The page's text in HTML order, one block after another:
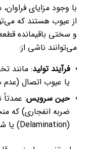
با وجود مزایای
از عیوب هستند که
و سختی باقیمانده
می‌توانند ناشی از:
فرآیند تولید: مانند
یا عیوب اتصال (عدم
حین سرویس: عمدتاً
ضربه انفجاری) که
(Delamination) یا شکستگی الیاف می‌شود.